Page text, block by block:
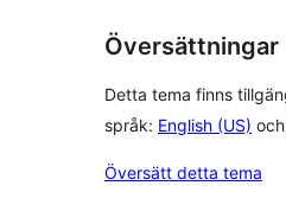
Översättningar
Detta tema finns
språk: English (US) och
Översätt detta tema